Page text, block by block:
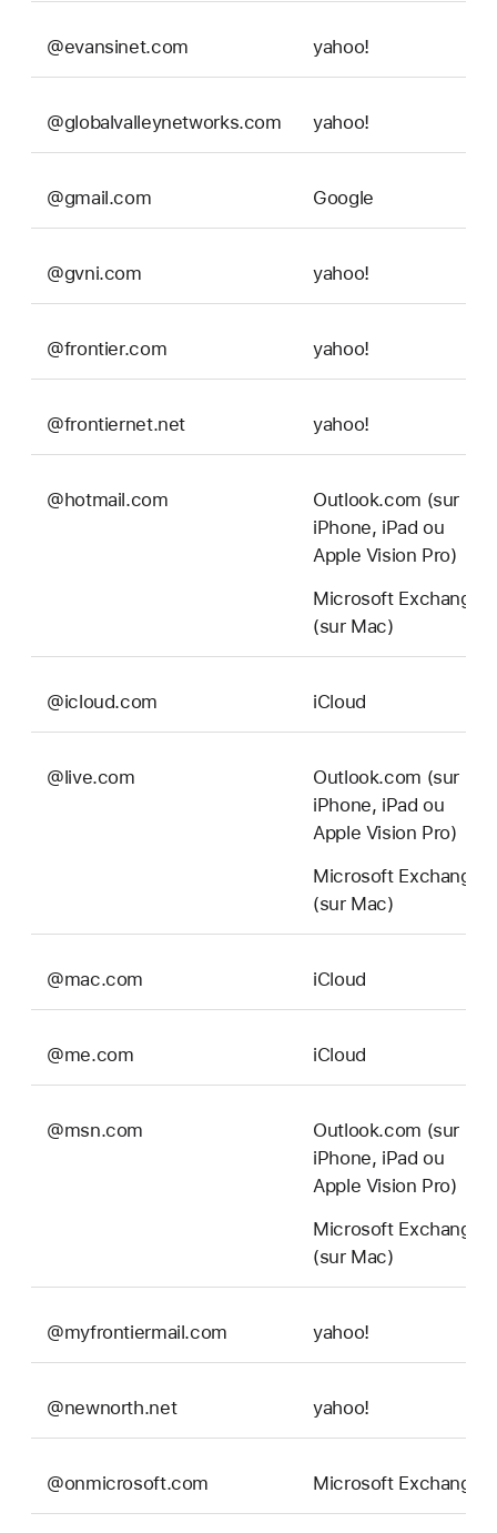
@evansinet.com yahoo!
@globalvalleynetworks.com yahoo!
@gmail.com Google
@gvni.com yahoo!
@frontier.com yahoo!
@frontiernet.net yahoo!
@hotmail.com
Outlook.com (sur
iPhone, iPad ou
Apple Vision Pro)
Microsoft Exchange
(sur Mac)
@icloud.com iCloud
@live.com
Outlook.com (sur
iPhone, iPad ou
Apple Vision Pro)
Microsoft Exchange
(sur Mac)
@mac.com iCloud
@me.com iCloud
@msn.com
Outlook.com (sur
iPhone, iPad ou
Apple Vision Pro)
Microsoft Exchange
(sur Mac)
@myfrontiermail.com yahoo!
@newnorth.net yahoo!
@onmicrosoft.com Microsoft Exchange